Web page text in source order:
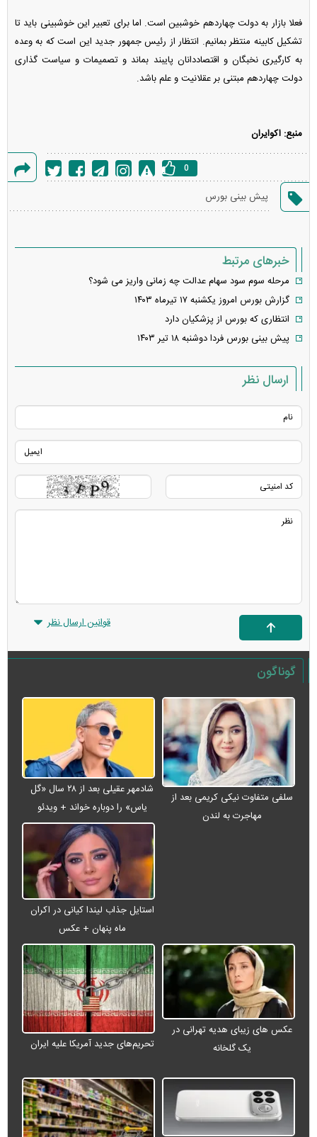
فعلا بازار به دولت چهاردهم خوشبین است. اما برای تعبیر این خوشبینی باید تا
تشکیل کابینه منتظر بمانیم. انتظار از رئیس جمهور جدید این است که به وعده
به کارگیری نخبگان و اقتصاددانان پایبند بماند و تصمیمات و سیاست گذاری
دولت چهاردهم مبتنی بر عقلانیت و علم باشد.
منبع: اکوایران
خطا
0
پیش بینی بورس
خبرهای مرتبط
مرحله سوم سود سهام عدالت چه زمانی واریز می شود؟
گزارش بورس امروز یکشنبه ۱۷ تیرماه ۱۴۰۳
انتظاری که بورس از پزشکیان دارد
پیش بینی بورس فردا دوشنبه ۱۸ تیر ۱۴۰۳
ارسال نظر
قوانین ارسال نظر
گوناگون
سلفی متفاوت نیکی کریمی بعد از
مهاجرت به لندن
شادمهر عقیلی بعد از ۲۸ سال «گل
یاس» را دوباره خواند + ویدئو
استایل جذاب لیندا کیانی در اکران
ماه پنهان + عکس
عکس های زیبای هدیه تهرانی در
یک گلخانه
تحریم‌های جدید آمریکا علیه ایران